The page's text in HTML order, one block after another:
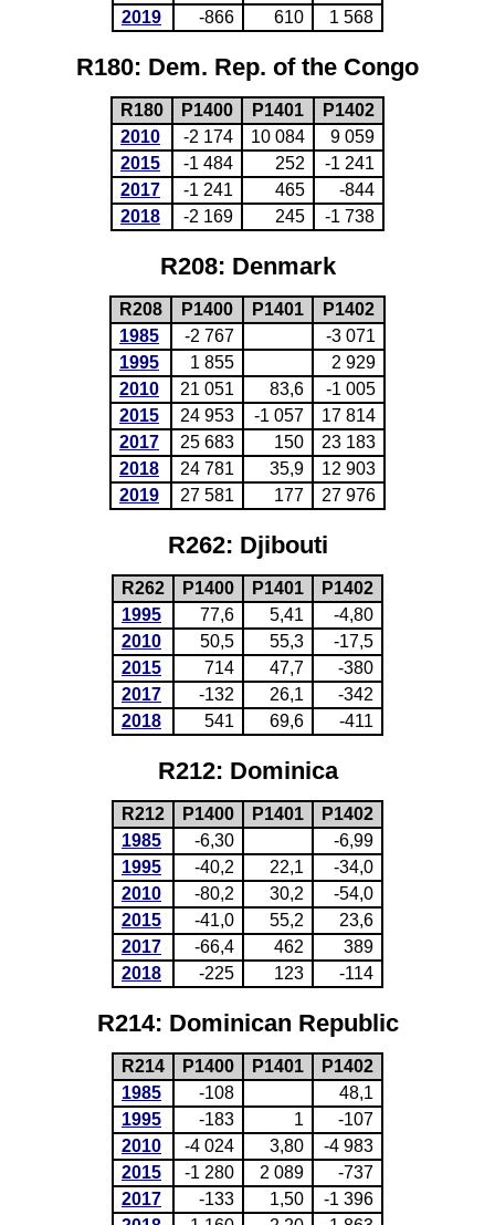
2019 -866 610 1 568
R180: Dem. Rep. of the Congo
R180 P1400 P1401
P1402
2010
-2 174 10 084
9 059
2015
-1 484 252
-1 241
2017
-1 241 465
-844
2018
-2 169 245 -1 738
R208: Denmark
R208 P1400 P1401
P1402
1985
-2 767
-3 071
1995
1 855
2 929
2010
21 051 83,6
-1 005
2015
24 953 -1 057
17 814
2017
25 683 150
23 183
2018
24 781 35,9
12 903
2019
27 581 177 27 976
R262: Djibouti
R262 P1400 P1401
P1402
1995
77,6 5,41
-4,80
2010
50,5 55,3
-17,5
2015
714 47,7
-380
2017
-132 26,1
-342
2018
541 69,6 -411
R212: Dominica
R212 P1400 P1401
P1402
1985
-6,30
-6,99
1995
-40,2 22,1
-34,0
2010
-80,2 30,2
-54,0
2015
-41,0 55,2
23,6
2017
-66,4 462
389
2018
-225 123 -114
R214: Dominican Republic
R214 P1400 P1401
P1402
1985
-108
48,1
1995
-183 1
-107
2010
-4 024 3,80
-4 983
2015
-1 280 2 089
-737
2017
-133 1,50
-1 396